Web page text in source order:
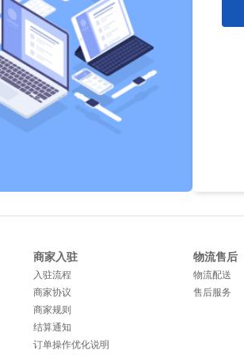
商家入驻
入驻流程
商家协议
商家规则
结算通知
订单操作优化说明
物流售后
物流配送
售后服务